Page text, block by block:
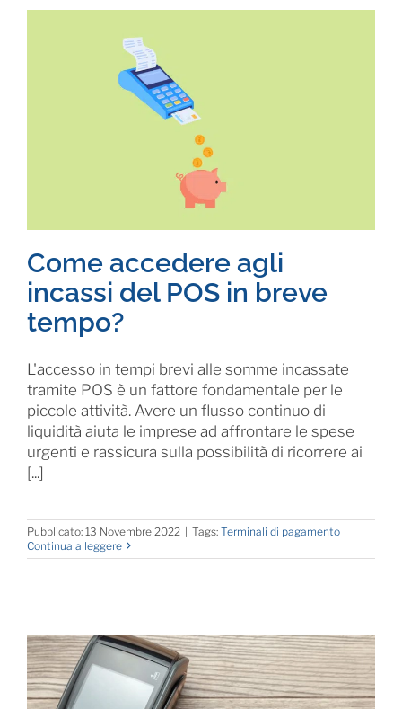
Come accedere agli
incassi del POS in breve
tempo?
L'accesso in tempi brevi alle somme incassate
tramite POS è un fattore fondamentale per le
piccole attività. Avere un flusso continuo di
liquidità aiuta le imprese ad affrontare le spese
urgenti e rassicura sulla possibilità di ricorrere ai
[...]
Pubblicato: 13 Novembre 2022 | Tags: Terminali di pagamento
Continua a leggere